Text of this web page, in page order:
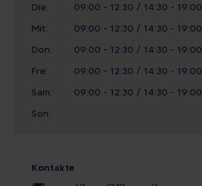
Die:
09:00 - 12:30 / 14:30 - 19:00
Mit:
09:00 - 12:30 / 14:30 - 19:00
Don:
09:00 - 12:30 / 14:30 - 19:00
Fre:
09:00 - 12:30 / 14:30 - 19:00
Sam:
09:00 - 12:30 / 14:30 - 19:00
Son:
Kontakte